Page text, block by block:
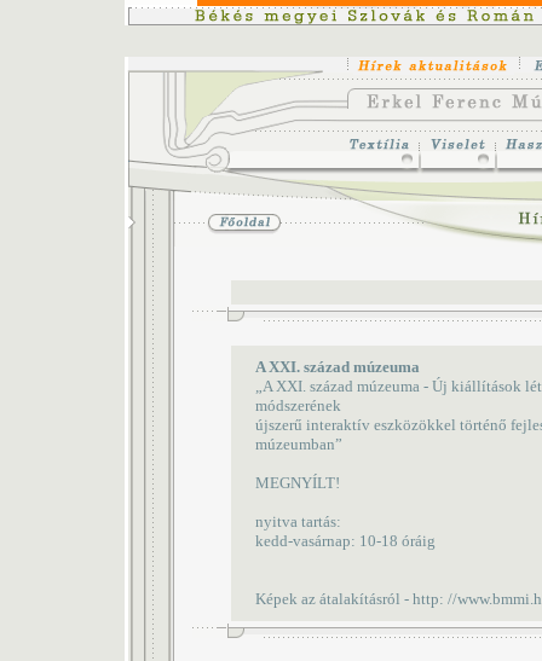
A XXI. század múzeuma
„A XXI. század múzeuma - Új kiállítások
módszerének
újszerű interaktív eszközökkel történő
múzeumban”
MEGNYÍLT!
nyitva tartás:
kedd-vasárnap: 10-18 óráig
Képek az átalakításról - http: //